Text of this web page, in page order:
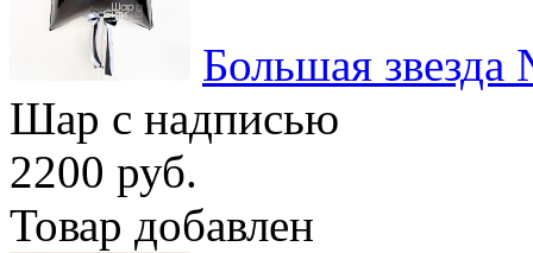
Большая
Шар с надписью
2200 руб.
Товар добавлен